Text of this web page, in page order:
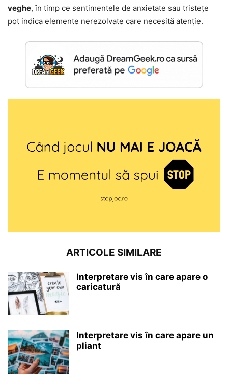
veghe, în timp ce sentimentele de anxietate sau tristețe
pot indica elemente nerezolvate care necesită atenție.
ARTICOLE SIMILARE
Interpretare vis în care apare o
caricatură
Interpretare vis în care apare un
pliant